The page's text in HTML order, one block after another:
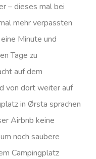
– dieses mal bei
mehr verpassten
Minute und
Tage zu
auf dem
von dort weiter auf
in Ørsta sprachen
Airbnb keine
noch saubere
Campingplatz